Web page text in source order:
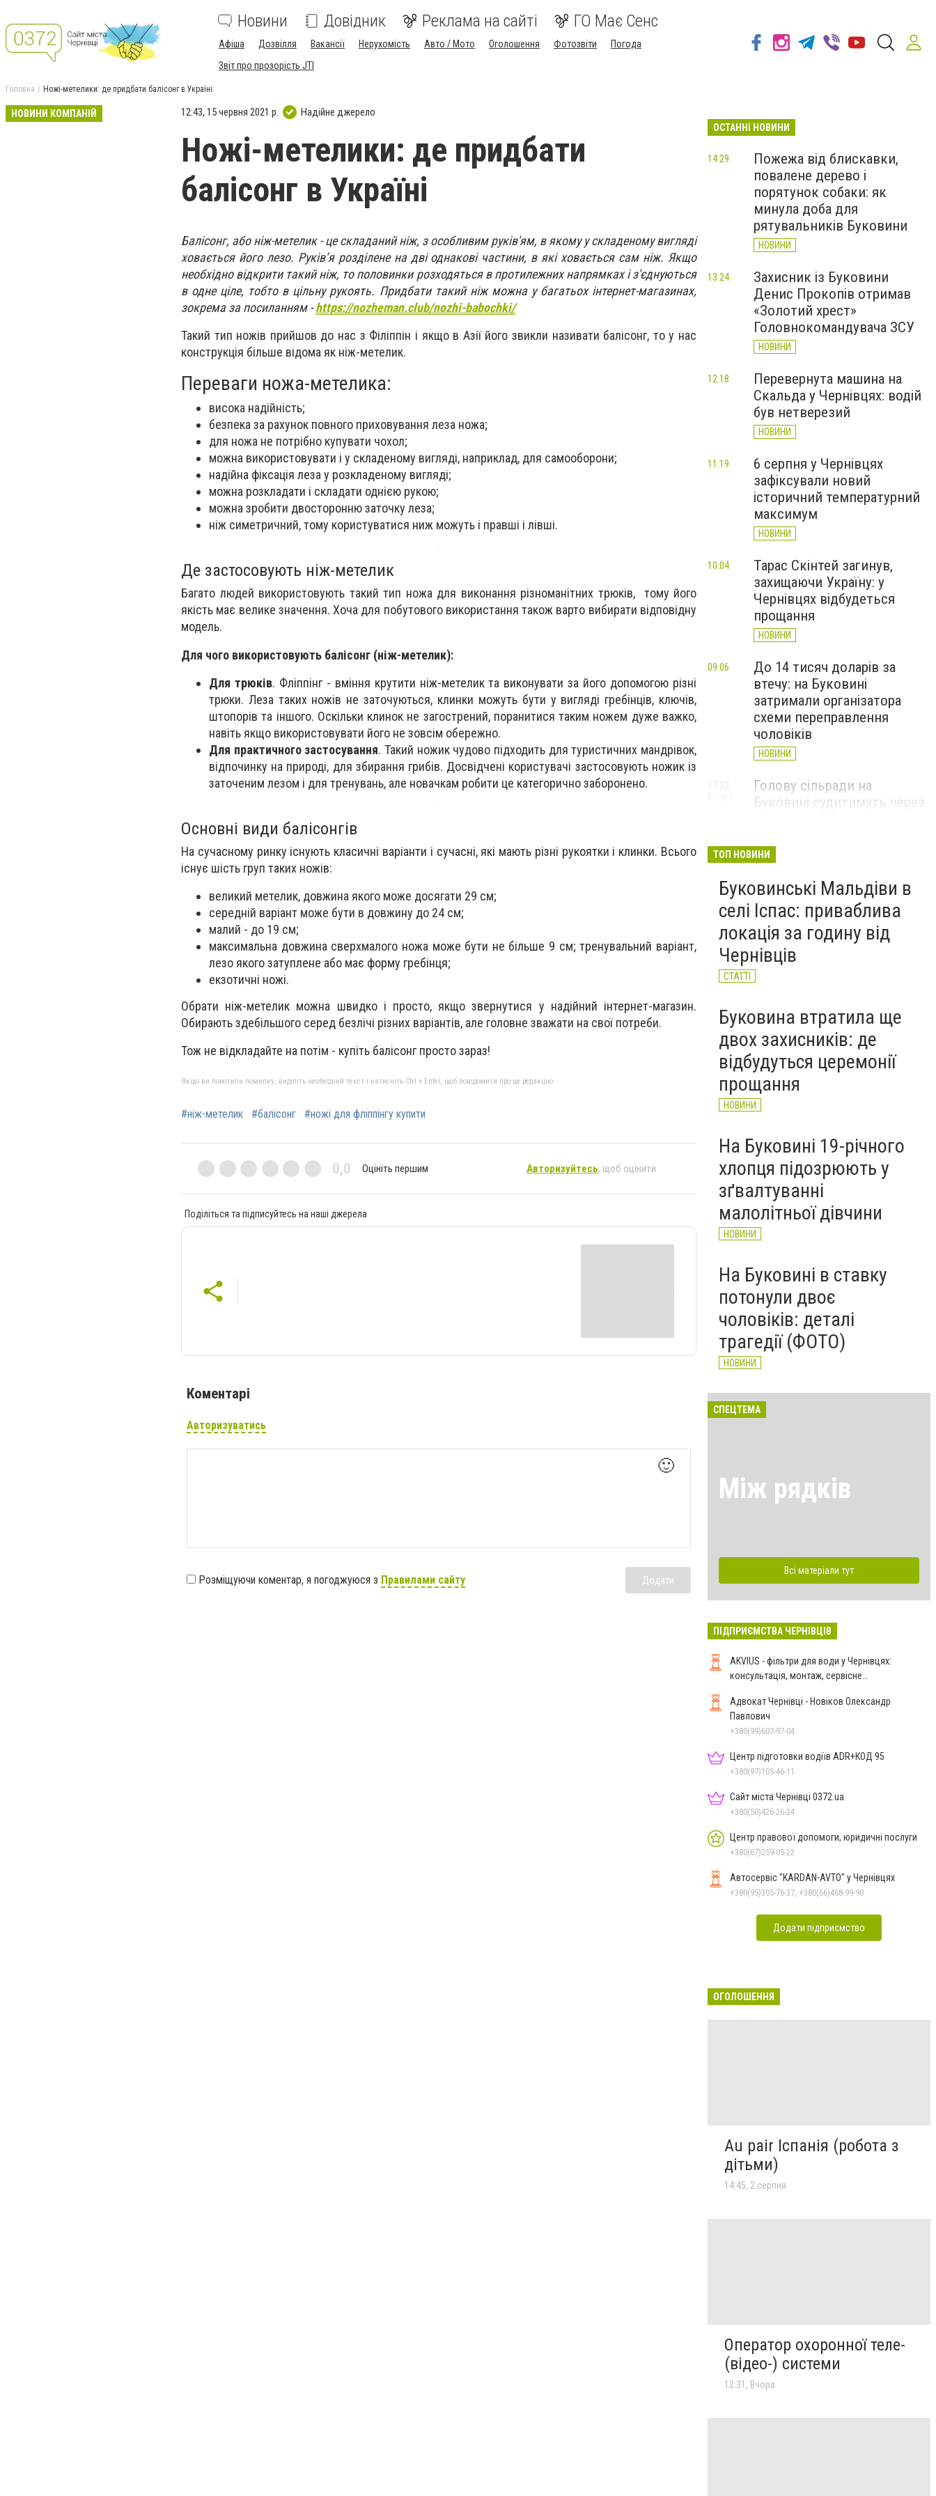
Новини Довідник Реклама на сайті ГО Має Сенс
Афіша Дозвілля Вакансії Нерухомість Авто / Мото Оголошення Фотозвіти
Погода
Звіт про прозорість JTI
Головна Ножі-метелики: де придбати балісонг в Україні
НОВИНИ КОМПАНІЙ 12:43, 15 червня 2021 р. Надійне джерело
Ножі-метелики: де придбати
балісонг в Україні
Балісонг, або ніж-метелик - це складаний ніж, з особливим руків'ям, в якому у складеному вигляді
ховається його лезо. Руків’я розділене на дві однакові частини, в які ховається сам ніж. Якщо
необхідно відкрити такий ніж, то половинки розходяться в протилежних напрямках і з'єднуються
в одне ціле, тобто в цільну рукоять. Придбати такий ніж можна у багатьох інтернет-магазинах,
зокрема за посиланням -https://nozheman.club/nozhi-babochki/
Такий тип ножів прийшов до нас з Філіппін і якщо в Азії його звикли називати балісонг, то у нас
конструкція більше відома як ніж-метелик.
Переваги ножа-метелика:
висока надійність;
безпека за рахунок повного приховування леза ножа;
для ножа не потрібно купувати чохол;
можна використовувати і у складеному вигляді, наприклад, для самооборони;
надійна фіксація леза у розкладеному вигляді;
можна розкладати і складати однією рукою;
можна зробити двосторонню заточку леза;
ніж симетричний, тому користуватися ниж можуть і правші і лівші.
Де застосовують ніж-метелик
Багато людей використовують такий тип ножа для виконання різноманітних трюків, тому його
якість має велике значення. Хоча для побутового використання також варто вибирати відповідну
модель.
Для чого використовують балісонг (ніж-метелик):
Для трюків. Фліппінг - вміння крутити ніж-метелик та виконувати за його допомогою різні
трюки. Леза таких ножів не заточуються, клинки можуть бути у вигляді гребінців, ключів,
штопорів та іншого. Оскільки клинок не загострений, поранитися таким ножем дуже важко,
навіть якщо використовувати його не зовсім обережно.
Для практичного застосування. Такий ножик чудово підходить для туристичних мандрівок,
відпочинку на природі, для збирання грибів. Досвідчені користувачі застосовують ножик із
заточеним лезом і для тренувань, але новачкам робити це категорично заборонено.
Основні види балісонгів
На сучасному ринку існують класичні варіанти і сучасні, які мають різні рукоятки і клинки. Всього
існує шість груп таких ножів:
великий метелик, довжина якого може досягати 29 см;
середній варіант може бути в довжину до 24 см;
малий - до 19 см;
максимальна довжина сверхмалого ножа може бути не більше 9 см; тренувальний варіант,
лезо якого затуплене або має форму гребінця;
екзотичні ножі.
Обрати ніж-метелик можна швидко і просто, якщо звернутися у надійний інтернет-магазин.
Обирають здебільшого серед безлічі різних варіантів, але головне зважати на свої потреби.
Тож не відкладайте на потім - купіть балісонг просто зараз!
Якщо ви помітили помилку, виділіть необхідний текст і натисніть Ctrl + Enter, щоб повідомити про це редакцію
#ніж-метелик #балісонг #ножі для фліппінгу купити
0,0 Оцініть першим Авторизуйтесь, щоб оцінити
Поділіться та підписуйтесь на наші джерела
Коментарі
Авторизуватись
🙂
Розміщуючи коментар, я погоджуюся з Правилами сайту Додати
ОСТАННІ НОВИНИ
Пожежа від блискавки,
повалене дерево і
порятунок собаки: як
минула доба для
рятувальників Буковини
НОВИНИ
14:29
Захисник із Буковини
Денис Прокопів отримав
«Золотий хрест»
Головнокомандувача ЗСУ
НОВИНИ
13:24
Перевернута машина на
Скальда у Чернівцях: водій
був нетверезий
НОВИНИ
12:18
6 серпня у Чернівцях
зафіксували новий
історичний температурний
максимум
НОВИНИ
11:19
Тарас Скінтей загинув,
захищаючи Україну: у
Чернівцях відбудеться
прощання
НОВИНИ
10:04
До 14 тисяч доларів за
втечу: на Буковині
затримали організатора
схеми переправлення
чоловіків
НОВИНИ
09:06
Голову сільради на
Буковині судитимуть через
школярів
17:22
Чернівецька поліція
відреагувала на інцидент у
автобусі: водій вибачився
(ВІДЕО)
Вчора
ТОП НОВИНИ
Буковинські Мальдіви в
селі Іспас: приваблива
локація за годину від
Чернівців
СТАТТІ
Буковина втратила ще
двох захисників: де
відбудуться церемонії
прощання
НОВИНИ
На Буковині 19-річного
хлопця підозрюють у
зґвалтуванні
малолітньої дівчини
НОВИНИ
На Буковині в ставку
потонули двоє
чоловіків: деталі
трагедії (ФОТО)
НОВИНИ
СПЕЦТЕМА
Між рядків
Всі матеріали тут
ПІДПРИЄМСТВА ЧЕРНІВЦІВ
AKVIUS - фільтри для води у Чернівцях:
консультація, монтаж, сервісне
Адвокат Чернівці - Новіков Олександр
Павлович
+380(99)607-97-04
Центр підготовки водіїв ADR+КОД 95
+380(97)105-46-11
Сайт міста Чернівці 0372.ua
+380(50)426-26-24
Центр правової допомоги, юридичні послуги
+380(67)259-05-22
Автосервіс "KARDAN-AVTO" у Чернівцях
+380(95)305-76-37, +380(66)468-99-90
Додати підприємство
ОГОЛОШЕННЯ
Au pair Іспанія (робота з
дітьми)
14:45, 2 серпня
Оператор охоронної теле-
(відео-) системи
12:31, Вчора